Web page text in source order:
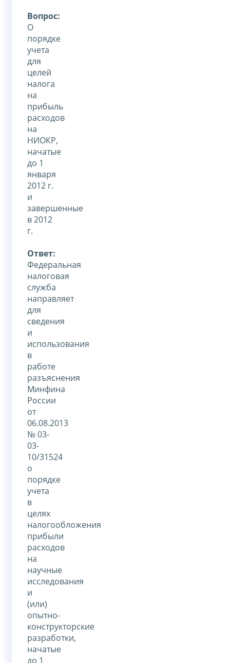
Вопрос:
О
порядке
учета
для
целей
налога
на
прибыль
расходов
на
НИОКР,
начатые
до 1
января
2012 г.
и
завершенные
в 2012
г.
Ответ:
Федеральная
налоговая
служба
направляет
для
сведения
и
использования
в
работе
разъяснения
Минфина
России
от
06.08.2013
№ 03-
03-
10/31524
о
порядке
учета
в
целях
налогообложения
прибыли
расходов
на
научные
исследования
и
(или)
опытно-
конструкторские
разработки,
начатые
до 1